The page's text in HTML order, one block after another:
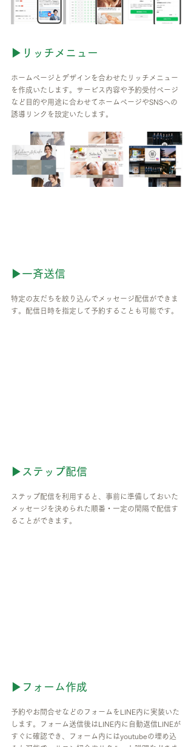
▶リッチメニュー
ホームページとデザインを合わせたリッチメニュー
を作成いたします。サービス内容や予約受付ページ
など目的や用途に合わせてホームページやSNSへの
誘導リンクを設定いたします。
▶一斉送信
特定の友だちを絞り込んでメッセージ配信ができま
す。配信日時を指定して予約することも可能です。
▶ステップ配信
ステップ配信を利用すると、事前に準備しておいた
メッセージを決められた順番・一定の間隔で配信す
ることができます。
▶フォーム作成
予約やお問合せなどのフォームをLINE内に実装いた
します。フォーム送信後はLINE内に自動返信LINEが
すぐに確認でき、フォーム内にはyoutubeの埋め込